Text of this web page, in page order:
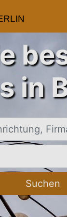
in
Firma
Suchen